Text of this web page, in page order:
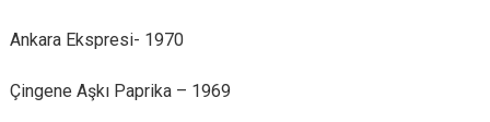
Ankara Ekspresi- 1970
Çingene Aşkı Paprika – 1969